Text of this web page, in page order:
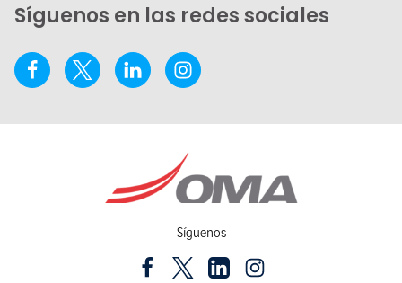
Síguenos en las redes sociales
Síguenos